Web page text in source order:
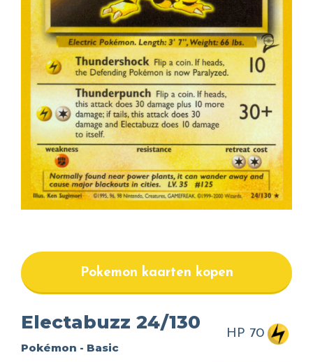
Pokemon kaarten kopen
Electabuzz 24/130
Pokémon - Basic
HP 70